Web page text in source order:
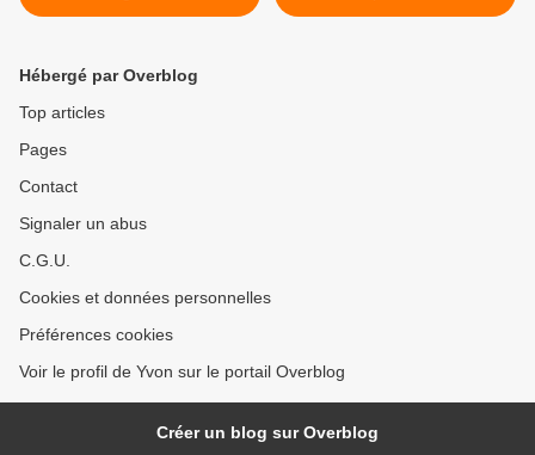
commissions...
Hébergé par Overblog
Top articles
Pages
Contact
Signaler un abus
C.G.U.
Cookies et données personnelles
Préférences cookies
Voir le profil de Yvon sur le portail Overblog
Créer un blog sur Overblog